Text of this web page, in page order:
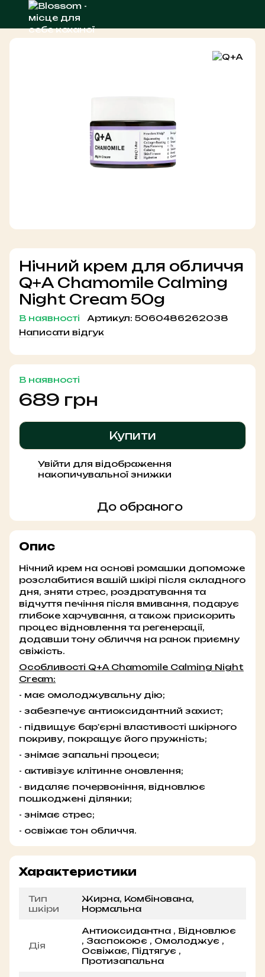
Нічний крем для обличчя
Q+A Chamomile Calming
Night Cream 50g
В наявності Артикул: 5060486262038
Написати відгук
В наявності
689 грн
Купити
Увійти для відображення
накопичувальної знижки
До обраного
Опис
Нічний крем на основі ромашки допоможе
розслабитися вашій шкірі після складного
дня, зняти стрес, роздратування та
відчуття печіння після вмивання, подарує
глибоке харчування, а також прискорить
процес відновлення та регенерації,
додавши тону обличчя на ранок приємну
свіжість.
Особливості Q+A Chamomile Calming Night
Cream:
- має омолоджувальну дію;
- забезпечує антиоксидантний захист;
- підвищує бар'єрні властивості шкірного
покриву, покращує його пружність;
- знімає запальні процеси;
- активізує клітинне оновлення;
- видаляє почервоніння, відновлює
пошкоджені ділянки;
- знімає стрес;
- освіжає тон обличчя.
Характеристики
Тип
шкіри
Жирна, Комбінована,
Нормальна
Дія
Антиоксидантна , Відновлює
, Заспокоює , Омолоджує ,
Освіжає, Підтягує ,
Протизапальна